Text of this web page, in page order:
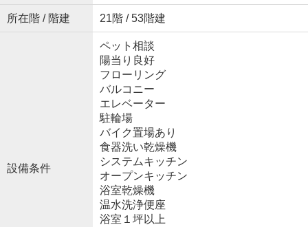
所在階 / 階建 21階 / 53階建
設備条件
ペット相談
陽当り良好
フローリング
バルコニー
エレベーター
駐輪場
バイク置場あり
食器洗い乾燥機
システムキッチン
オープンキッチン
浴室乾燥機
温水洗浄便座
浴室１坪以上